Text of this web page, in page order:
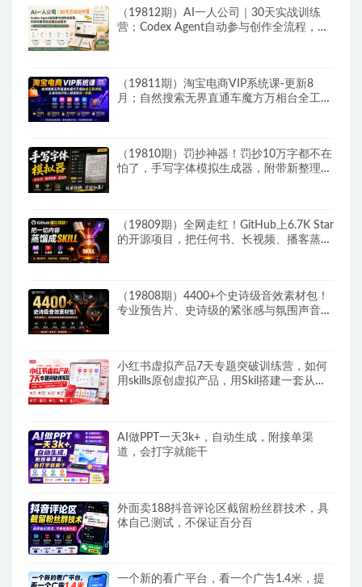
（19812期）AI一人公司｜30天实战训练
营；Codex Agent自动参与创作全流程，内
（19811期）淘宝电商VIP系统课-更新8
月；自然搜索无界直通车魔方万相台全工具
（19810期）罚抄神器！罚抄10万字都不在
怕了，手写字体模拟生成器，附带新整理背
（19809期）全网走红！GitHub上6.7K Star
的开源项目，把任何书、长视频、播客蒸馏
（19808期）4400+个史诗级音效素材包！
专业预告片、史诗级的紧张感与氛围声音
小红书虚拟产品7天专题突破训练营，如何
用skills原创虚拟产品，用Skil搭建一套从选
AI做PPT一天3k+，自动生成，附接单渠
道，会打字就能干
外面卖188抖音评论区截留粉丝群技术，具
体自己测试，不保证百分百
一个新的看广平台，看一个广告1.4米，提